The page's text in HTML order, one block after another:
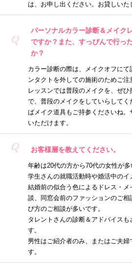
は、お申し出ください。お貸しいた
Q
パーソナルカラー診断＆メイク
ですか？また、すっぴんで行っ
か？
カラー診断の際は、メイクオフに
ンタクトを外しての施術のためご
レッスンでは普段のメイクを、ぜ
で、普段のメイクをしていらして
ばメイク道具もご持参くださいね
いただけます。
Q お客様層を教えてください。
年齢は20代の方から70代の女性が多
学生さんの就職活動時や婚活中の
結婚前の似合う色によるドレス・
談、同窓会前のファッションのご
び方のご相談が多いです。
タレントさんの診断＆アドバイスも
す。
男性はご紹介者のみ、またはご夫婦
す。